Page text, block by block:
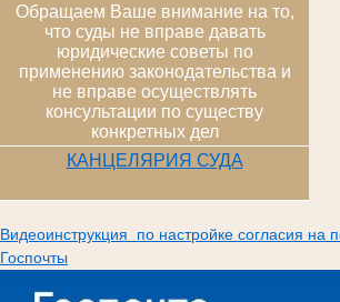
Обращаем Ваше внимание на то,
что суды не вправе давать
юридические советы по
применению законодательства и
не вправе осуществлять
консультации по существу
конкретных дел
КАНЦЕЛЯРИЯ СУДА
Видеоинструкция по настройке согласия на
Госпочты